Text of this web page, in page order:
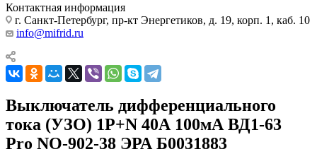
Контактная информация
г. Санкт-Петербург, пр-кт Энергетиков, д. 19, корп. 1, каб. 10
info@mifrid.ru
Выключатель дифференциального
тока (УЗО) 1P+N 40А 100мА ВД1-63
Pro NO-902-38 ЭРА Б0031883